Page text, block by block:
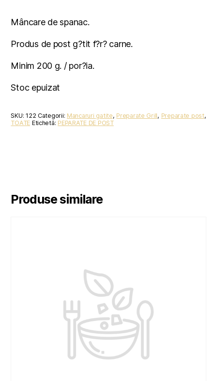
Mâncare de spanac.
Produs de post g?tit f?r? carne.
Minim 200 g. / por?ia.
Stoc epuizat
SKU:122 Categorii: Mancaruri gatite, Preparate Grill, Preparate post,
TOATE Etichetă: PEPARATE DE POST
Produse similare